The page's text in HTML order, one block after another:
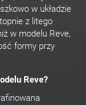
w układzie
z litego
w modelu Reve,
formy przy
Reve?